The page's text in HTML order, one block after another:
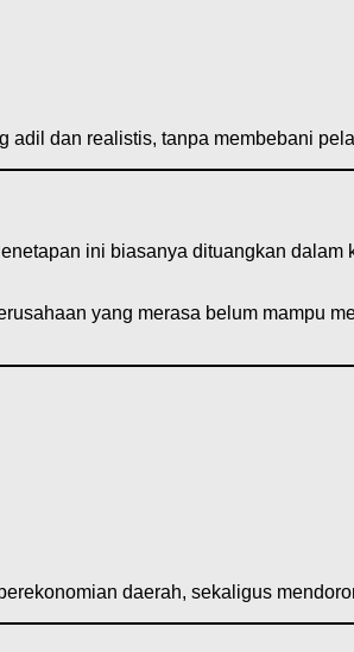
dan realistis, tanpa membebani
ini biasanya dituangkan
yang merasa belum mampu
daerah, sekaligus